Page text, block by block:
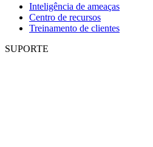
Inteligência de ameaças
Centro de recursos
Treinamento de clientes
SUPORTE